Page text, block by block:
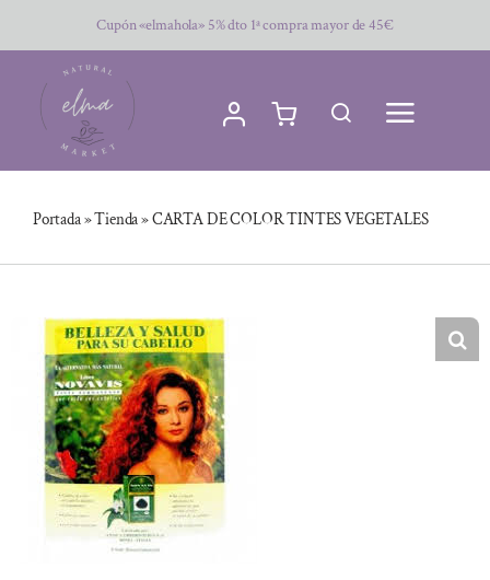
al
contenido
Cupón «elmahola» 5% dto 1ª compra mayor de 45€
Portada»Tienda»CARTA DE COLOR TINTES VEGETALES